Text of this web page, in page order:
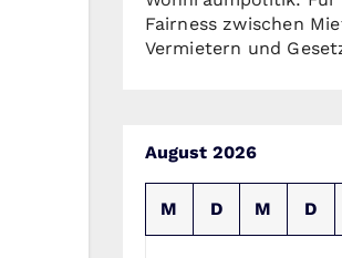
Fairness zwischen
Vermietern und
August 2026
M D M D